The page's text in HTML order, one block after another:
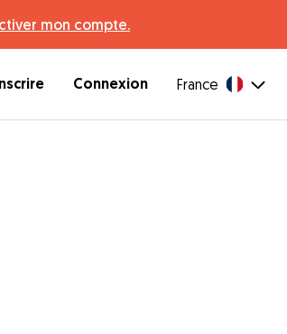
mon compte.
Connexion France